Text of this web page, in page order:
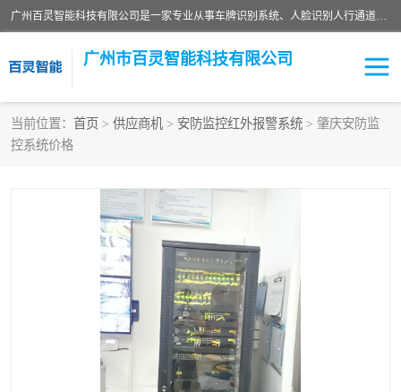
广州百灵智能科技有限公司是一家专业从事车牌识别系统、人脸识别人行通道、安防监控交通设施、停车场智能管理系统、停车场云平台、车牌识别一体机、自动道闸、通道设备、交通设施及交通划线等产品研发、生产和销售的高新技术企业。
广州市百灵智能科技有限公司
当前位置： 首页 > 供应商机 > 安防监控红外报警系统 > 肇庆安防监
控系统价格
安防监控红外报警系统